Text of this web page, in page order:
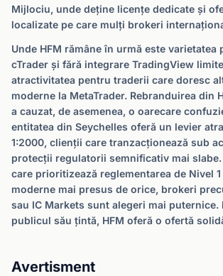
Mijlociu, unde deține licențe dedicate și
localizate pe care mulți brokeri
Unde HFM rămâne în urmă este varietatea
cTrader și fără integrare TradingView
atractivitatea pentru traderii care doresc
moderne la MetaTrader. Rebranduirea din
a cauzat, de asemenea, o oarecare
entitatea din Seychelles oferă un levier
1:2000, clienții care tranzacționează sub
protecții regulatorii semnificativ mai
care prioritizează reglementarea de Nivel
moderne mai presus de orice, brokeri
sau IC Markets sunt alegeri mai puternice.
publicul său țintă, HFM oferă o ofertă
Avertisment